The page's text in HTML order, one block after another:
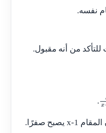
نفسه.
من أنه مقبول.
4
.
x-1يصبح صفرًا.